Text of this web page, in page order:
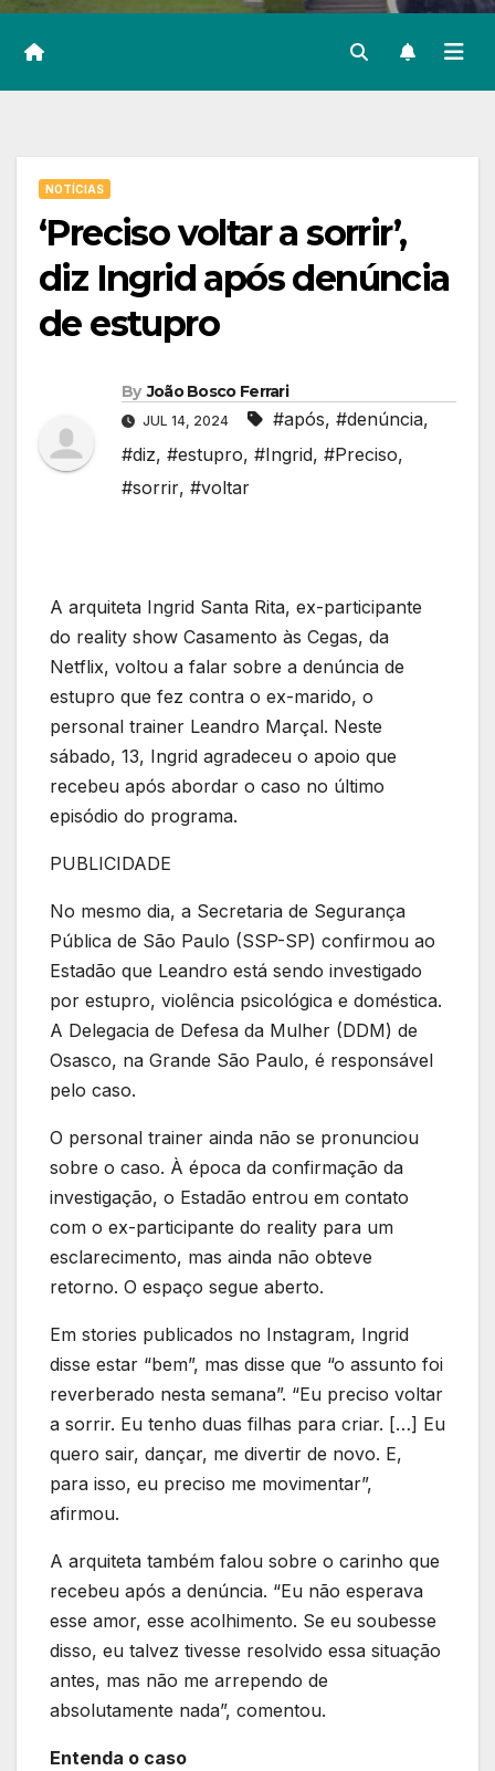
NOTÍCIAS
‘Preciso voltar a sorrir’,
diz Ingrid após denúncia
de estupro
By João Bosco Ferrari
JUL 14, 2024 #após, #denúncia,
#diz, #estupro, #Ingrid, #Preciso,
#sorrir, #voltar
A arquiteta Ingrid Santa Rita, ex-participante
do reality show Casamento às Cegas, da
Netflix, voltou a falar sobre a denúncia de
estupro que fez contra o ex-marido, o
personal trainer Leandro Marçal. Neste
sábado, 13, Ingrid agradeceu o apoio que
recebeu após abordar o caso no último
episódio do programa.
PUBLICIDADE
No mesmo dia, a Secretaria de Segurança
Pública de São Paulo (SSP-SP) confirmou ao
Estadão que Leandro está sendo investigado
por estupro, violência psicológica e doméstica.
A Delegacia de Defesa da Mulher (DDM) de
Osasco, na Grande São Paulo, é responsável
pelo caso.
O personal trainer ainda não se pronunciou
sobre o caso. À época da confirmação da
investigação, o Estadão entrou em contato
com o ex-participante do reality para um
esclarecimento, mas ainda não obteve
retorno. O espaço segue aberto.
Em stories publicados no Instagram, Ingrid
disse estar “bem”, mas disse que “o assunto foi
reverberado nesta semana”. “Eu preciso voltar
a sorrir. Eu tenho duas filhas para criar. […] Eu
quero sair, dançar, me divertir de novo. E,
para isso, eu preciso me movimentar”,
afirmou.
A arquiteta também falou sobre o carinho que
recebeu após a denúncia. “Eu não esperava
esse amor, esse acolhimento. Se eu soubesse
disso, eu talvez tivesse resolvido essa situação
antes, mas não me arrependo de
absolutamente nada”, comentou.
Entenda o caso